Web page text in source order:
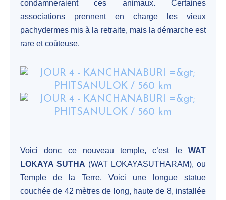
condamneraient ces animaux. Certaines
associations prennent en charge les vieux
pachydermes mis à la retraite, mais la démarche est
rare et coûteuse.
Voici donc ce nouveau temple, c’est le WAT
LOKAYA SUTHA (WAT LOKAYASUTHARAM), ou
Temple de la Terre. Voici une longue statue
couchée de 42 mètres de long, haute de 8, installée